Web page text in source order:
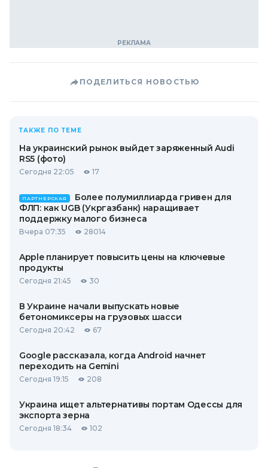
ПОДЕЛИТЬСЯ НОВОСТЬЮ
ТАКЖЕ ПО ТЕМЕ
На украинский рынок выйдет заряженный Audi
RS5 (фото)
Сегодня 22:05 17
ПАРТНЕРСКАЯ
Более полумиллиарда гривен для
ФЛП: как UGB (Укргазбанк) наращивает
поддержку малого бизнеса
Вчера 07:35 28014
Apple планирует повысить цены на ключевые
продукты
Сегодня 21:45 30
В Украине начали выпускать новые
бетономиксеры на грузовых шасси
Сегодня 20:42 67
Google рассказала, когда Android начнет
переходить на Gemini
Сегодня 19:15 208
Украина ищет альтернативы портам Одессы для
экспорта зерна
Сегодня 18:34 102